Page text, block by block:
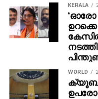
KERALA
WORLD